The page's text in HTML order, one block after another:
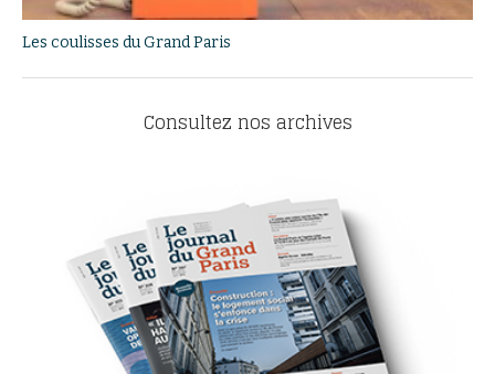
Les coulisses du Grand Paris
Consultez nos archives